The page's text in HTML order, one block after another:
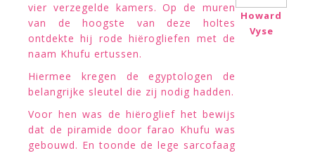
vier verzegelde kamers. Op de muren
van de hoogste van deze holtes
ontdekte hij rode hiërogliefen met de
naam Khufu ertussen.
Hiermee kregen de egyptologen de
belangrijke sleutel die zij nodig hadden.
Voor hen was de hiëroglief het bewijs
dat de piramide door farao Khufu was
gebouwd. En toonde de lege sarcofaag
Howard
Vyse